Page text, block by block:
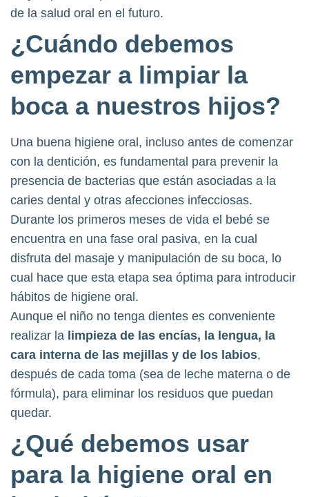
de la salud oral en el futuro.
¿Cuándo debemos
empezar a limpiar la
boca a nuestros hijos?
Una buena higiene oral, incluso antes de comenzar
con la dentición, es fundamental para prevenir la
presencia de bacterias que están asociadas a la
caries dental y otras afecciones infecciosas.
Durante los primeros meses de vida el bebé se
encuentra en una fase oral pasiva, en la cual
disfruta del masaje y manipulación de su boca, lo
cual hace que esta etapa sea óptima para introducir
hábitos de higiene oral.
Aunque el niño no tenga dientes es conveniente
realizar la limpieza de las encías, la lengua, la
cara interna de las mejillas y de los labios,
después de cada toma (sea de leche materna o de
fórmula), para eliminar los residuos que puedan
quedar.
¿Qué debemos usar
para la higiene oral en